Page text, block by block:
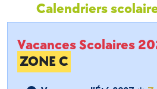
Calendriers
Vacances Scolaires
ZONE C